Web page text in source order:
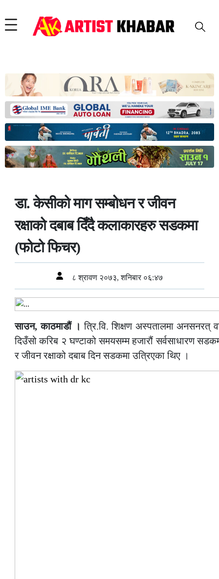
डा. केसीको माग सम्बोधन र जीवन
रक्षाको दबाब दिँदै कलाकारहरु सडकमा
(फोटो फिचर)
८ श्रावण २०७३, शनिबार ०६:४७
साउन, काठमाडौं ।त्रि.वि. शिक्षण अस्पतालमा अनसनरत्
दिउँसो करिब २ घण्टाको समयसम्म हजारौं सर्वसाधारण
र जीवन रक्षाको दबाब दिन सडकमा उत्रिएका थिए ।